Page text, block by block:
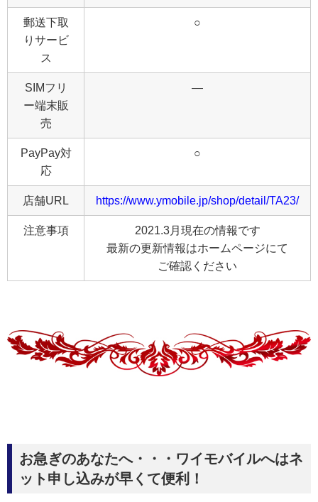
郵送下取
りサービ
ス
○
SIMフリ
ー端末販
売
―
PayPay対
応
○
店舗URL https://www.ymobile.jp/shop/detail/TA23/
注意事項
2021.3月現在の情報です
最新の更新情報はホームページにて
ご確認ください
お急ぎのあなたへ・・・ワイモバイルへはネ
ット申し込みが早くて便利！